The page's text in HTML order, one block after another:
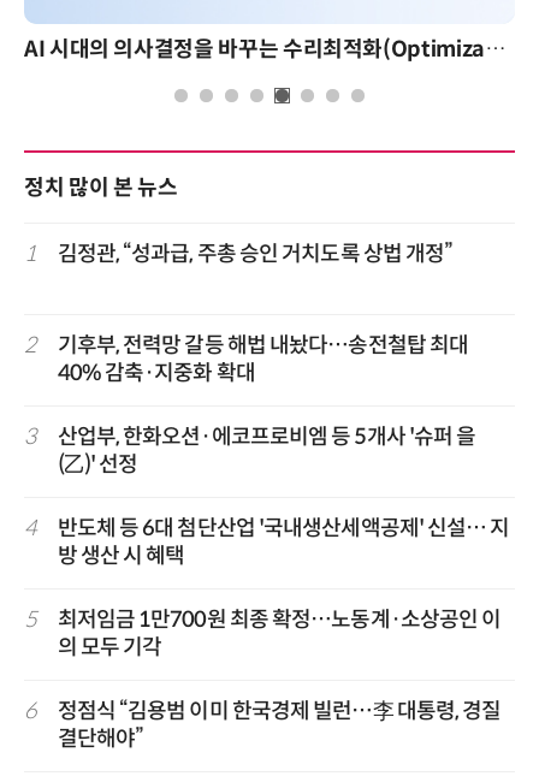
AI 시대의 의사결정을 바꾸는 수리최적화(Optimization): 실제 산업 적용 사례와 활용 전략
정치 많이 본 뉴스
1 김정관, “성과급, 주총 승인 거치도록 상법 개정”
2
기후부, 전력망 갈등 해법 내놨다…송전철탑 최대
40% 감축·지중화 확대
3
산업부, 한화오션·에코프로비엠 등 5개사 '슈퍼 을
(乙)' 선정
4
반도체 등 6대 첨단산업 '국내생산세액공제' 신설… 지
방 생산 시 혜택
5
최저임금 1만700원 최종 확정…노동계·소상공인 이
의 모두 기각
6
정점식 “김용범 이미 한국경제 빌런…李 대통령, 경질
결단해야”